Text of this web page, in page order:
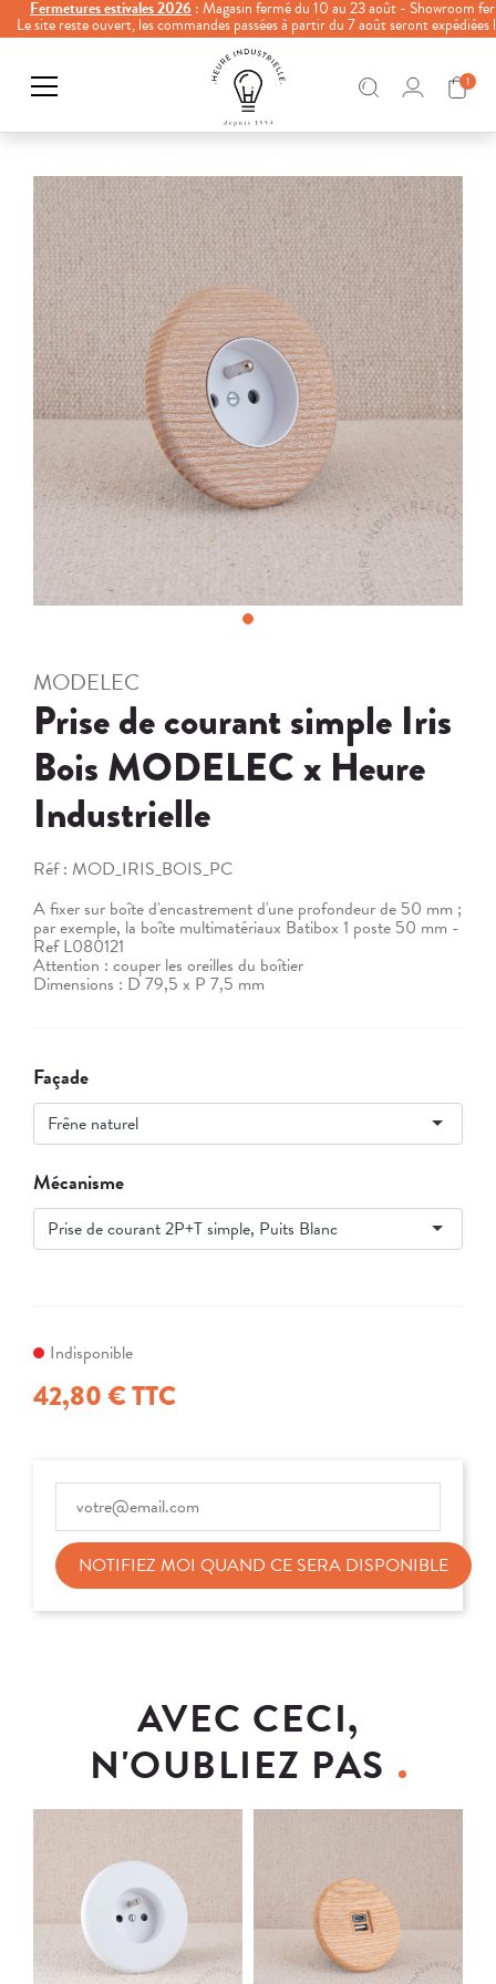
MODELEC
Prise de courant simple Iris
Bois MODELEC x Heure
Industrielle
Réf : MOD_IRIS_BOIS_PC
A fixer sur boîte d'encastrement d'une profondeur de 50 mm ;
par exemple, la boîte multimatériaux Batibox 1 poste 50 mm -
Ref L080121
Attention : couper les oreilles du boîtier
Dimensions : D 79,5 x P 7,5 mm
Façade
Frêne naturel
Mécanisme
Prise de courant 2P+T simple, Puits Blanc
Indisponible
42,80 € TTC
NOTIFIEZ MOI QUAND CE SERA DISPONIBLE
AVEC CECI,
N'OUBLIEZ PAS
Fermetures estivales 2026 : Magasin fermé du 10 au 23 août - Showroom
Le site reste ouvert, les commandes passées à partir du 7 août seront
1